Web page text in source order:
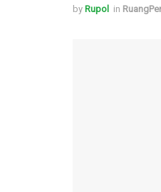
by Rupol in